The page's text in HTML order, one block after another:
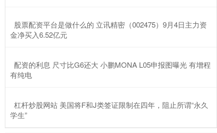
​股票配资平台是做什么的 立讯精密（002475）9月4日主力资
金净买入6.52亿元
​配资的利息 尺寸比G6还大 小鹏MONA L05申报图曝光 有增程
有纯电
​杠杆炒股网站 美国将F和J类签证限制在四年，阻止所谓“永久
学生”